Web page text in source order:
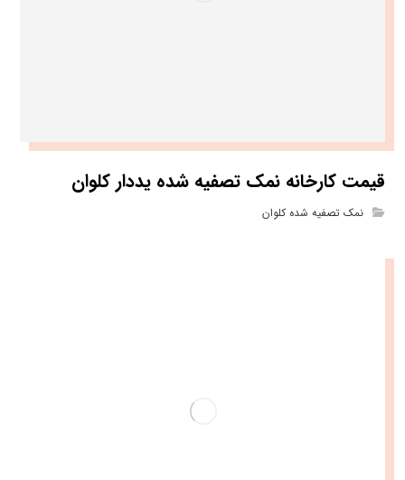
قیمت کارخانه نمک تصفیه شده یددار کلوان
نمک تصفیه شده کلوان